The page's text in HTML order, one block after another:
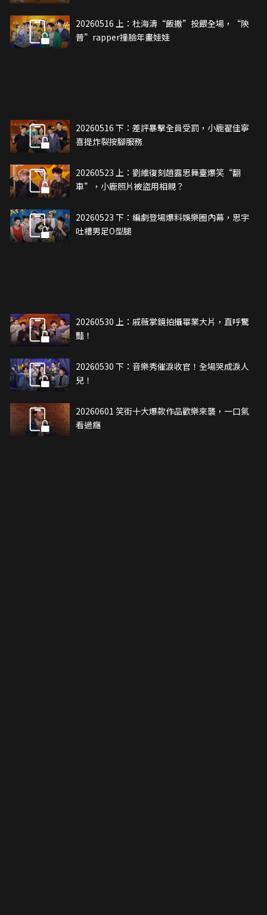
20260516 上：杜海濤“飯撒”投餵全場，“陝
普”rapper撞臉年畫娃娃
20260516 下：差評暴擊全員受罰，小鹿翟佳寧
喜提炸裂按腳服務
20260523 上：劉維復刻趙露思舞臺爆笑“翻
車”，小鹿照片被盜用相親？
20260523 下：編劇登場爆料娛樂圈內幕，思宇
吐槽男足O型腿
20260530 上：戚薇掌鏡拍攝畢業大片，直呼驚
豔！
20260530 下：音樂秀催淚收官！全場哭成淚人
兒！
20260601 笑街十大爆款作品歡樂來襲，一口氣
看過癮